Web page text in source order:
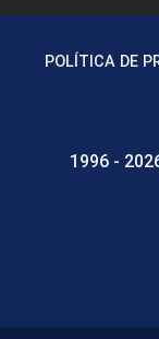
POLÍTICA DE
1996 -